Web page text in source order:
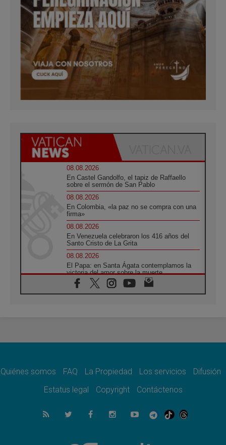
08.08.2026
En Castel Gandolfo, el tapiz de Raffaello
sobre el sermón de San Pablo
08.08.2026
En Colombia, «la paz no se compra con una
firma»
08.08.2026
En Venezuela celebraron los 416 años del
Santo Cristo de La Grita
08.08.2026
El Papa: en Santa Ágata contemplamos la
victoria del amor sobre la muerte
08.08.2026
León XIV visitará el Santuario de la Madre
07.08.2026
07.08.2026
el compromiso del cristiano"
La matanza de niños en Gaza no cesa: 300
muertos en 300 días
Tagle: La guerra desfigura el mundo, solo la
Quiénes somos FAQ La Propiedad Los servicios
Difusión
Estatus legal
Copyright Contáctenos